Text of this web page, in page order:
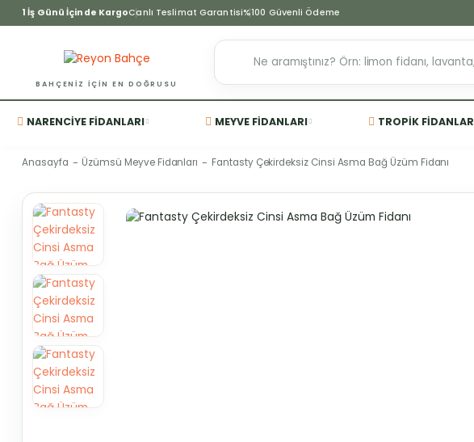
1 İş Günü İçinde KargoCanlı Teslimat Garantisi%100 Güvenli Ödeme
BAHÇENIZ IÇIN EN DOĞRUSU
NARENCIYE FIDANLARI MEYVE FIDANLARI TROPIK FIDANLAR
Anasayfa Üzümsü Meyve Fidanları Fantasty Çekirdeksiz Cinsi Asma Bağ Üzüm Fidanı